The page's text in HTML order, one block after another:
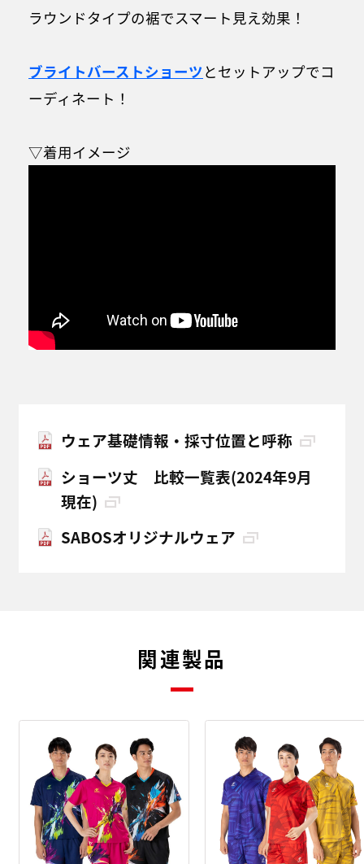
ラウンドタイプの裾でスマート見え効果！
ブライトバーストショーツ とセットアップでコ
ーディネート！
▽着用イメージ
ウェア基礎情報・採寸位置と呼称
ショーツ丈 比較一覧表(2024年9月
現在)
SABOSオリジナルウェア
関連製品